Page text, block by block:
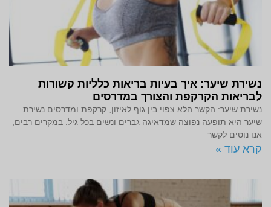
נשירת שיער: איך בעיות בריאות כלליות קשורות
לבריאות הקרקפת והצורך במדרסים
נשירת שיער: הקשר הלא צפוי בין גוף לאיזון, קרקפת ומדרסים נשירת
שיער היא תופעה נפוצה שמדאיגה גברים ונשים בכל גיל. במקרים רבים,
אנו נוטים לקשר
קרא עוד »